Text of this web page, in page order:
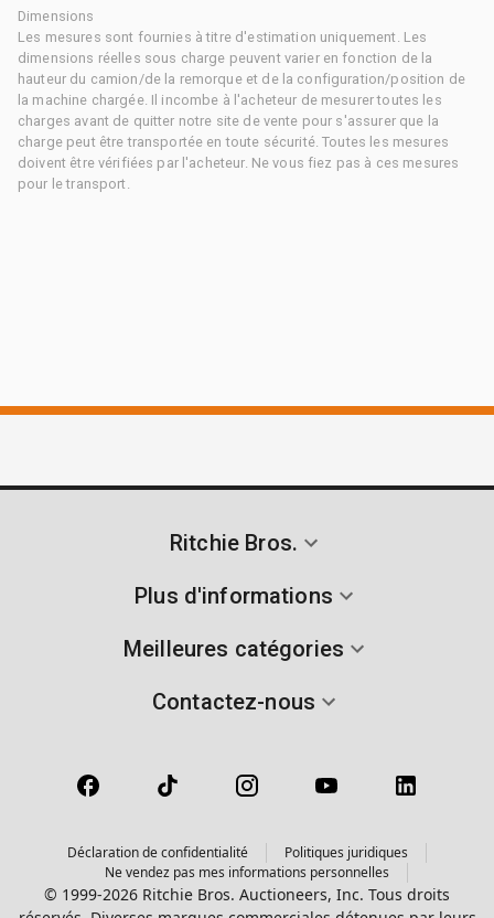
Dimensions
Les mesures sont fournies à titre d'estimation uniquement. Les
dimensions réelles sous charge peuvent varier en fonction de la
hauteur du camion/de la remorque et de la configuration/position de
la machine chargée. Il incombe à l'acheteur de mesurer toutes les
charges avant de quitter notre site de vente pour s'assurer que la
charge peut être transportée en toute sécurité. Toutes les mesures
doivent être vérifiées par l'acheteur. Ne vous fiez pas à ces mesures
pour le transport.
Ritchie Bros.
Plus d'informations
Meilleures catégories
Contactez-nous
Déclaration de confidentialité
Politiques juridiques
Ne vendez pas mes informations personnelles
© 1999-2026 Ritchie Bros. Auctioneers, Inc. Tous droits